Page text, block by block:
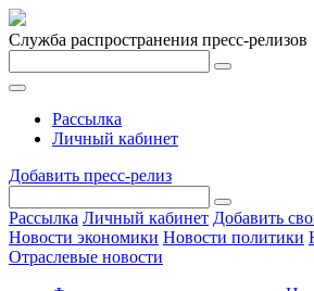
Служба распространения пресс-релизов
Рассылка
Личный кабинет
Добавить пресс-релиз
Рассылка Личный кабинет Добавить
Новости экономики Новости политики
Отраслевые новости